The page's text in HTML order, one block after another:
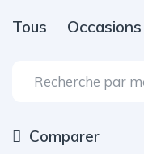
Tous Occasions
Comparer